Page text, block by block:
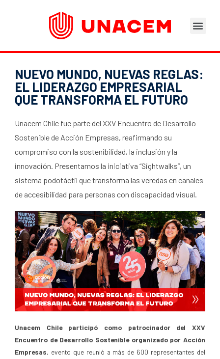
NUEVO MUNDO, NUEVAS REGLAS:
EL LIDERAZGO EMPRESARIAL
QUE TRANSFORMA EL FUTURO
Unacem Chile fue parte del XXV Encuentro de Desarrollo
Sostenible de Acción Empresas, reafirmando su
compromiso con la sostenibilidad, la inclusión y la
innovación. Presentamos la iniciativa “Sightwalks”, un
sistema podotáctil que transforma las veredas en canales
de accesibilidad para personas con discapacidad visual.
Unacem Chile participó como patrocinador del XXV
Encuentro de Desarrollo Sostenible organizado por Acción
Empresas, evento que reunió a más de 600 representantes del